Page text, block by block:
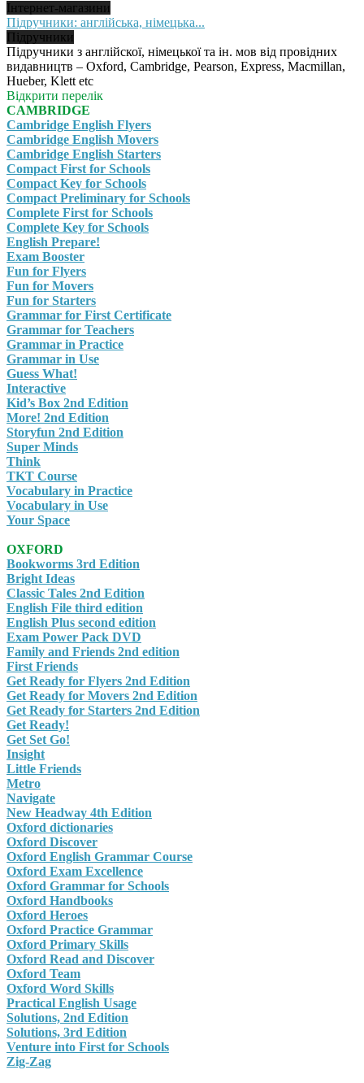
Інтернет-магазини
Підручники: англійська, німецька...
Підручники
Підручники з англійскої, німецької та ін. мов від провідних
видавництв – Oxford, Cambridge, Pearson, Express, Macmillan,
Hueber, Klett etc
Відкрити перелік
CAMBRIDGE
Cambridge English Flyers
Cambridge English Movers
Cambridge English Starters
Compact First for Schools
Compact Key for Schools
Compact Preliminary for Schools
Complete First for Schools
Complete Key for Schools
English Prepare!
Exam Booster
Fun for Flyers
Fun for Movers
Fun for Starters
Grammar for First Certificate
Grammar for Teachers
Grammar in Practice
Grammar in Use
Guess What!
Interactive
Kid’s Box 2nd Edition
More! 2nd Edition
Storyfun 2nd Edition
Super Minds
Think
TKT Course
Vocabulary in Practice
Vocabulary in Use
Your Space
OXFORD
Bookworms 3rd Edition
Bright Ideas
Classic Tales 2nd Edition
English File third edition
English Plus second edition
Exam Power Pack DVD
Family and Friends 2nd edition
First Friends
Get Ready for Flyers 2nd Edition
Get Ready for Movers 2nd Edition
Get Ready for Starters 2nd Edition
Get Ready!
Get Set Go!
Insight
Little Friends
Metro
Navigate
New Headway 4th Edition
Oxford dictionaries
Oxford Discover
Oxford English Grammar Course
Oxford Exam Excellence
Oxford Grammar for Schools
Oxford Handbooks
Oxford Heroes
Oxford Practice Grammar
Oxford Primary Skills
Oxford Read and Discover
Oxford Team
Oxford Word Skills
Practical English Usage
Solutions, 2nd Edition
Solutions, 3rd Edition
Venture into First for Schools
Zig-Zag